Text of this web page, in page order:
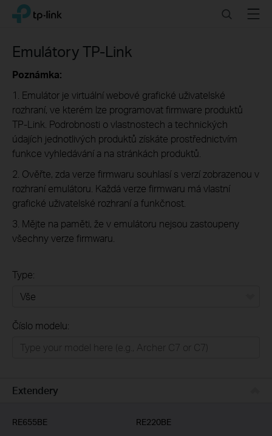
Click
navigation
TP-Link, Reliably Smart SearchMenu
Emulátory TP-Link
Poznámka:
1. Emulátor je virtuální webové grafické uživatelské
rozhraní, ve kterém lze programovat firmware produktů
TP-Link. Podrobnosti o vlastnostech a technických
údajích jednotlivých produktů získáte prostřednictvím
funkce vyhledávání a na stránkách produktů.
2. Ověřte, zda verze firmwaru souhlasí s verzí zobrazenou v
rozhraní emulátoru. Každá verze firmwaru má vlastní
grafické uživatelské rozhraní a funkčnost.
3. Mějte na paměti, že v emulátoru nejsou zastoupeny
všechny verze firmwaru.
Type:
Business
Číslo modelu:
Extendery
RE655BE
RE220BE